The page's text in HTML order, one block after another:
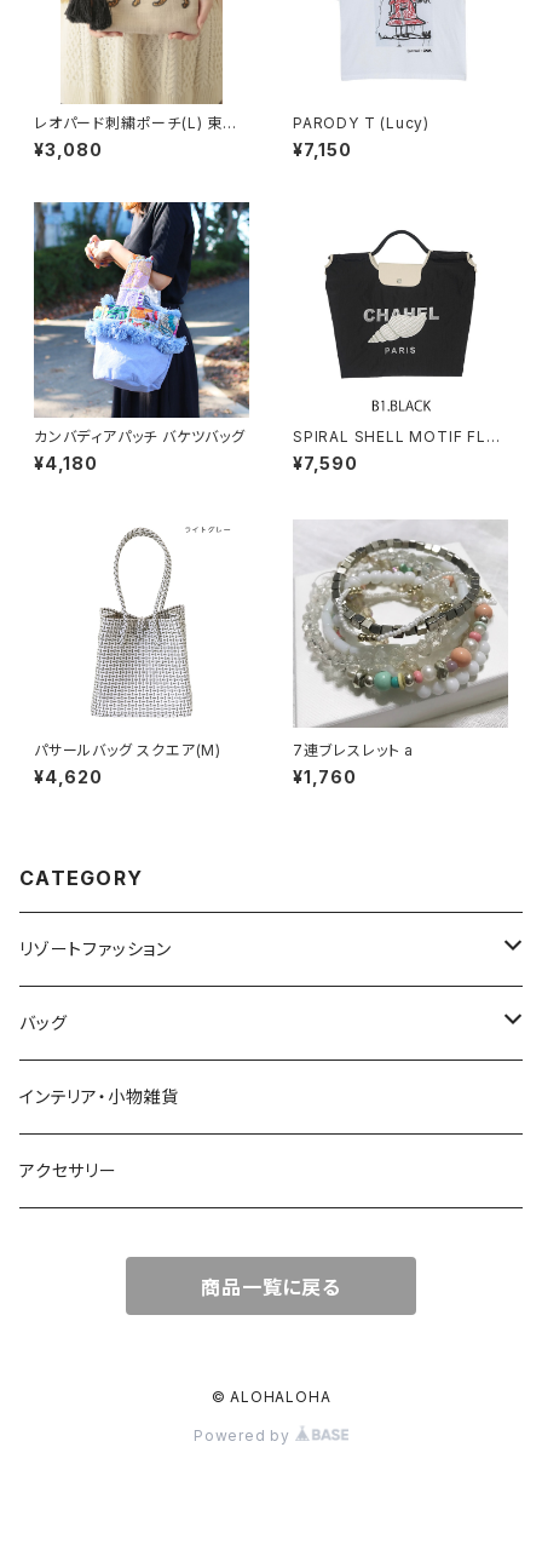
レオパード刺繍ポーチ(L) 東京
かんかん
¥3,080
PARODY T (Lucy)
¥7,150
カンバディアパッチ バケツバッグ
¥4,180
SPIRAL SHELL MOTIF FLAP
BAG
¥7,590
パサールバッグ スクエア(M)
¥4,620
7連ブレスレット a
¥1,760
CATEGORY
リゾートファッション
トップス
ワンピース
オールインワン
バッグ
かごバッグ
ポーチ・クラッチ
インテリア・小物雑貨
アクセサリー
商品一覧に戻る
© ALOHALOHA
Powered by